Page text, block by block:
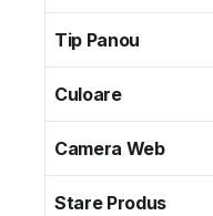
Tip Panou
Culoare
Camera Web
Stare Produs